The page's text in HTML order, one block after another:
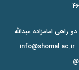
info@shomal.ac.ir